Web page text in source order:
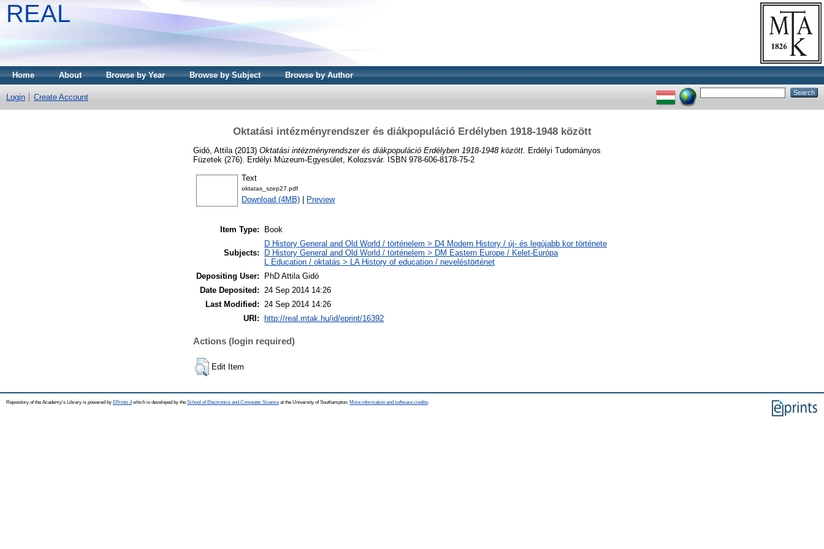
REAL
Home About Browse by Year Browse by Subject Browse by Author
Login Create Account
Oktatási intézményrendszer és diákpopuláció Erdélyben 1918-1948 között
Gidó, Attila (2013) Oktatási intézményrendszer és diákpopuláció Erdélyben 1918-1948 között. Erdélyi Tudományos
Füzetek (276). Erdélyi Múzeum-Egyesület, Kolozsvár. ISBN 978-606-8178-75-2
Text
oktatas_szep27.pdf
Download (4MB) Preview
Item Type: Book
Subjects:
D History General and Old World / történelem > D4 Modern History / új- és legújabb kor története
D History General and Old World / történelem > DM Eastern Europe / Kelet-Európa
L Education / oktatás > LA History of education / neveléstörténet
Depositing User:
PhD Attila Gidó
Date Deposited: 24 Sep 2014 14:26
Last Modified: 24 Sep 2014 14:26
URI:
http://real.mtak.hu/id/eprint/16392
Actions (login required)
Edit Item
Repository of the Academy's Library is powered by EPrints 3which is developed by the School of Electronics and Computer Science at the University of Southampton. More information and software credits